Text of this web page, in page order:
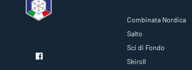
Combinata Nordica
Salto
Sci di Fondo
Skiroll